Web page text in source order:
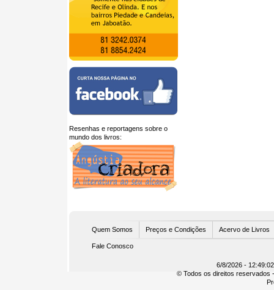
Resenhas e reportagens sobre o
mundo dos livros:
Quem Somos Preços e Condições Acervo de Livros
Fale Conosco
6/8/2026 -
© Todos os direitos reservados